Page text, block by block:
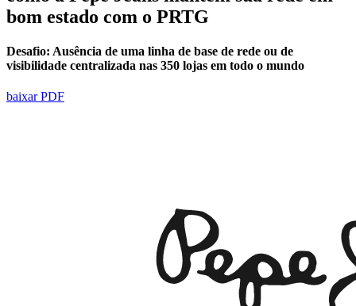
bom estado com o PRTG
Desafio: Ausência de uma linha de base de rede ou de
visibilidade centralizada nas 350 lojas em todo o mundo
baixar PDF